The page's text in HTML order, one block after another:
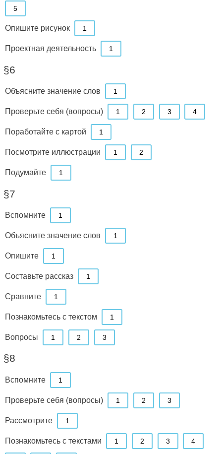
5
Опишите рисунок 1
Проектная деятельность 1
§6
Объясните значение слов 1
Проверьте себя (вопросы) 1 2 3 4
Поработайте с картой 1
Посмотрите иллюстрации 1 2
Подумайте 1
§7
Вспомните 1
Объясните значение слов 1
Опишите 1
Составьте рассказ 1
Сравните 1
Познакомьтесь с текстом 1
Вопросы 1 2 3
§8
Вспомните 1
Проверьте себя (вопросы) 1 2 3
Рассмотрите 1
Познакомьтесь с текстами 1 2 3 4